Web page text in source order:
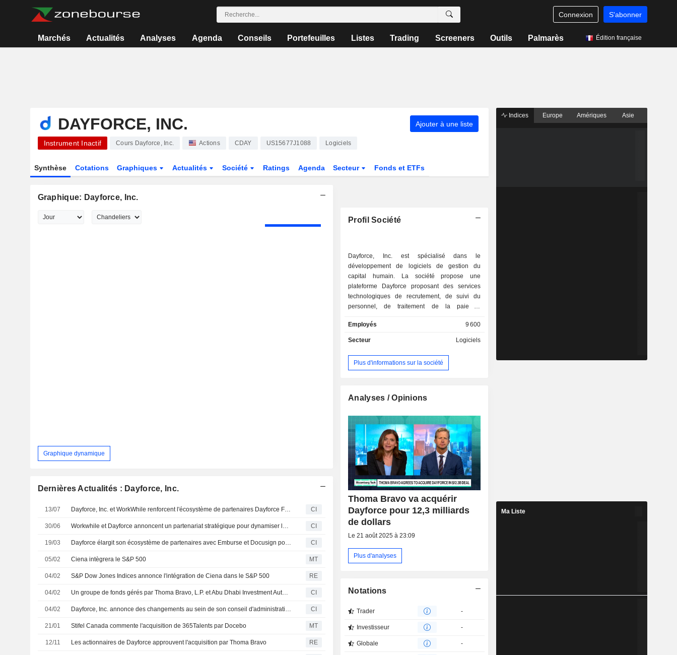
Connexion S'abonner
Marchés Actualités Analyses Agenda Conseils Portefeuilles Listes Trading Screeners Outils Palmarès Édition française
DAYFORCE, INC. Ajouter à une liste
Instrument Inactif Cours Dayforce, Inc. Actions CDAY US15677J1088 Logiciels
Synthèse Cotations Graphiques Actualités Société Ratings Agenda Secteur Fonds et ETFs
Graphique: Dayforce, Inc.
Graphique dynamique
Dernières Actualités : Dayforce, Inc.
13/07 Dayforce, Inc. et WorkWhile renforcent l'écosystème de partenaires Dayforce Flex Work par une alliance stratégique CI
30/06 Workwhile et Dayforce annoncent un partenariat stratégique pour dynamiser le travail horaire flexible au sein des grandes entreprises CI
19/03 Dayforce élargit son écosystème de partenaires avec Emburse et Docusign pour simplifier les flux de travail RH et financiers CI
05/02 Ciena intègrera le S&P 500 MT
04/02 S&P Dow Jones Indices annonce l'intégration de Ciena dans le S&P 500 RE
04/02 Un groupe de fonds gérés par Thoma Bravo, L.P. et Abu Dhabi Investment Authority finalise l'acquisition de Dayforce Inc. (NYSE:DAY) lors d'une opération de retrait de la cote CI
04/02 Dayforce, Inc. annonce des changements au sein de son conseil d'administration et de ses comités CI
21/01 Stifel Canada commente l'acquisition de 365Talents par Docebo MT
12/11 Les actionnaires de Dayforce approuvent l'acquisition par Thoma Bravo RE
Profil Société
Dayforce, Inc. est spécialisé dans le
développement de logiciels de gestion du
capital humain. La société propose une
plateforme Dayforce proposant des services
technologiques de recrutement, de suivi du
personnel, de traitement de la paie et
Employés
9 600
Secteur Logiciels
Plus d'informations sur la société
Analyses / Opinions
Thoma Bravo va acquérir
Dayforce pour 12,3 milliards
de dollars
Le 21 août 2025 à 23:09
Plus d'analyses
Notations
Trader -
Investisseur -
Globale -
Indices Europe Amériques Asie
Ma Liste